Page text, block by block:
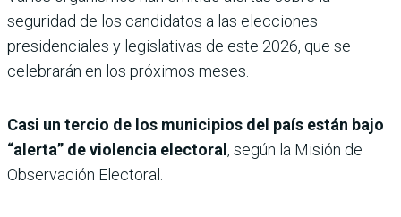
seguridad de los candidatos a las elecciones
presidenciales y legislativas de este 2026, que se
celebrarán en los próximos meses.
Casi un tercio de los municipios del país están bajo
“alerta” de violencia electoral, según la Misión de
Observación Electoral.